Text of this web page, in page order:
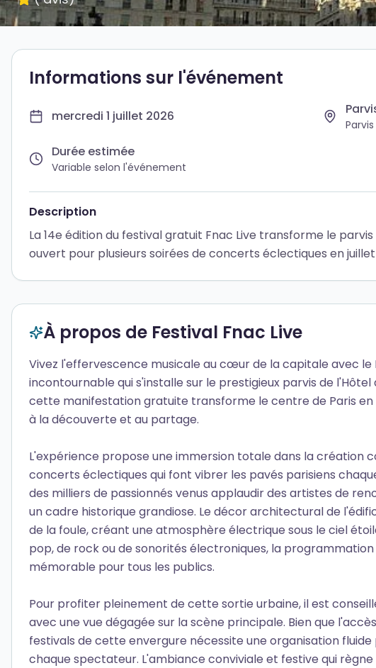
Informations sur l'événement
mercredi 1 juillet 2026
Durée estimée
Variable selon l'événement
Description
La 14e édition du festival gratuit Fnac Live transforme le
ouvert pour plusieurs soirées de concerts éclectiques en juillet
À propos de Festival Fnac Live
Vivez l'effervescence musicale au cœur de la capitale avec le
incontournable qui s'installe sur le prestigieux parvis de l'Hôtel
cette manifestation gratuite transforme le centre de Paris en
à la découverte et au partage.
L'expérience propose une immersion totale dans la création
concerts éclectiques qui font vibrer les pavés parisiens
des milliers de passionnés venus applaudir des artistes de
un cadre historique grandiose. Le décor architectural de
de la foule, créant une atmosphère électrique sous le ciel
pop, de rock ou de sonorités électroniques, la
mémorable pour tous les publics.
Pour profiter pleinement de cette sortie urbaine, il est
avec une vue dégagée sur la scène principale. Bien que
festivals de cette envergure nécessite une organisation
chaque spectateur. L'ambiance conviviale et festive qui